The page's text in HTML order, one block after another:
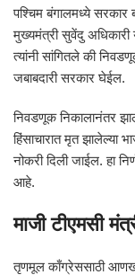
पश्चिम बंगालमध्ये
मुख्यमंत्री सुवेंदु अधिकारी
त्यांनी सांगितले की
जबाबदारी सरकार घेईल.
निवडणूक निकालानंतर
हिंसाचारात मृत झालेल्या
नोकरी दिली जाईल. हा
आहे.
माजी टीएमसी
तृणमूल काँग्रेससाठी